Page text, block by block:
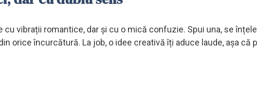
cu vibrații romantice, dar și cu o mică confuzie. Spui una, se
orice încurcătură. La job, o idee creativă îți aduce laude, așa că